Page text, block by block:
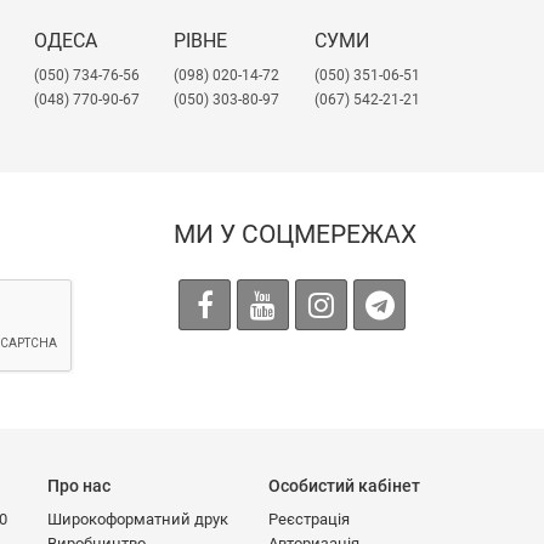
замовлення листи полістиролу
матеріал. В залежності від
та кольору. Деталі уточнюйте у
уточнюйте у менеджерів.
ОДЕСА
(050) 734-76-56
(048) 770-90-67
РІВНЕ
(098) 020-14-72
(050) 303-80-97
СУМИ
(050) 351-06-51
(067) 542-21-21
МИ У СОЦМЕРЕЖАХ
Про нас
Широкоформатний друк
Особистий кабінет
Реєстрація